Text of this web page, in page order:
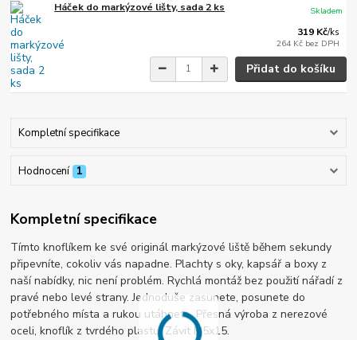
Háček do markýzové lišty, sada 2 ks
319 Kč/ks
264 Kč bez DPH
Skladem
Přidat do košíku
Kompletní specifikace
Hodnocení 1
Kompletní specifikace
Tímto knoflíkem ke své originál markýzové liště během sekundy
připevníte, cokoliv vás napadne. Plachty s oky, kapsář a boxy z
naší nabídky, nic není problém. Rychlá montáž bez použití nářadí z
pravé nebo levé strany. Jednoduše zasunete, posunete do
potřebného místa a rukou utáhnete. Přesná výroba z nerezové
oceli, knoflík z tvrdého plastu. Závit M5x15.